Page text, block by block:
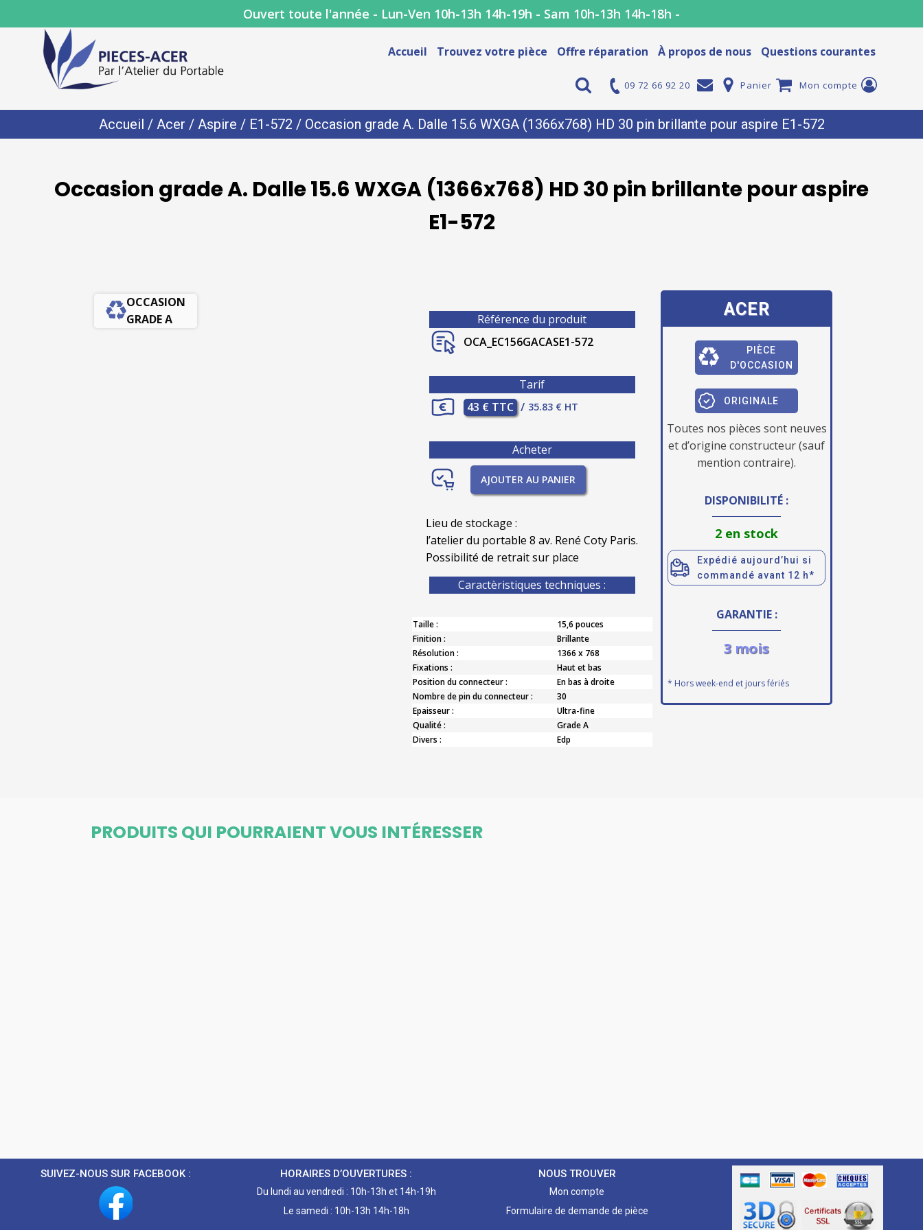
Ouvert toute l'année - Lun-Ven 10h-13h 14h-19h - Sam 10h-13h 14h-18h -
Accueil Trouvez votre pièce Offre réparation À propos de nous Questions courantes
09 72 66 92 20 Panier Mon compte
Accueil / Acer / Aspire / E1-572 / Occasion grade A. Dalle 15.6 WXGA (1366x768) HD 30 pin brillante pour aspire E1-572
Occasion grade A. Dalle 15.6 WXGA (1366x768) HD 30 pin brillante pour aspire
E1-572
OCCASION
GRADE A
Référence du produit
OCA_EC156GACASE1-572
Tarif
43 € TTC / 35.83 € HT
Acheter
AJOUTER AU PANIER
Lieu de stockage :
l’atelier du portable 8 av. René Coty Paris.
Possibilité de retrait sur place
Caractèristiques techniques :
Taille :
15,6 pouces
Finition :
Brillante
Résolution :
1366 x 768
Fixations :
Haut et bas
Position du connecteur :
En bas à droite
Nombre de pin du connecteur :
30
Epaisseur :
Ultra-fine
Qualité :
Grade A
Divers :
Edp
ACER
PIÈCE
D'OCCASION
ORIGINALE
Toutes nos pièces sont neuves
et d’origine constructeur (sauf
mention contraire).
DISPONIBILITÉ :
2 en stock
Expédié aujourd’hui si
commandé avant 12 h*
GARANTIE :
3 mois
* Hors week-end et jours fériés
PRODUITS QUI POURRAIENT VOUS INTÉRESSER
SUIVEZ-NOUS SUR FACEBOOK : HORAIRES D’OUVERTURES :
Du lundi au vendredi : 10h-13h et 14h-19h
Le samedi : 10h-13h 14h-18h
NOUS TROUVER
Mon compte
Formulaire de demande de pièce